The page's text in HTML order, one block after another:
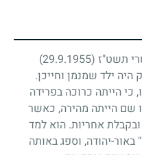
תשט"ז (29.9.1955)
היה ילד שמנמן וחייכן.
כי הייתה כרוכה בפרידה
שם הייתה מהירה, כאשר
אחריות. הוא למד
יהודה, וספג באותה